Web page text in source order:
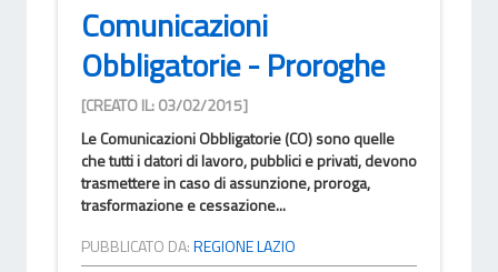
Comunicazioni
Obbligatorie - Proroghe
[CREATO IL: 03/02/2015]
Le Comunicazioni Obbligatorie (CO) sono quelle
che tutti i datori di lavoro, pubblici e privati, devono
trasmettere in caso di assunzione, proroga,
trasformazione e cessazione...
PUBBLICATO DA:REGIONE LAZIO